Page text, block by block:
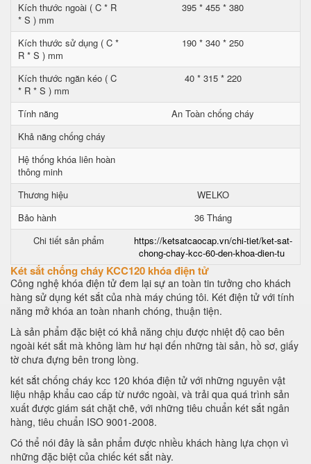
Kích thước ngoài ( C * R
* S ) mm
395 * 455 * 380
Kích thước sử dụng ( C *
R * S ) mm
190 * 340 * 250
Kích thước ngăn kéo ( C
* R * S ) mm
40 * 315 * 220
Tính năng
An Toàn chống cháy
Khả năng chống cháy
Hệ thống khóa liên hoàn
thông minh
Thương hiệu
WELKO
Bảo hành
36 Tháng
Chi tiết sản phẩm
https://ketsatcaocap.vn/chi-tiet/ket-sat-
chong-chay-kcc-60-den-khoa-dien-tu
Két sắt chống cháy KCC120 khóa điện tử
Công nghệ khóa điện tử đem lại sự an toàn tin tưởng cho khách
hàng sử dụng két sắt của nhà máy chúng tôi. Két điện tử với tính
năng mở khóa an toàn nhanh chóng, thuận tiện.
Là sản phẩm đặc biệt có khả năng chịu được nhiệt độ cao bên
ngoài két sắt mà không làm hư hại đến những tài sản, hồ sơ, giấy
tờ chưa đựng bên trong lòng.
két sắt chống cháy kcc 120 khóa điện tử với những nguyên vật
liệu nhập khẩu cao cấp từ nước ngoài, và trải qua quá trình sản
xuất được giám sát chặt chẽ, với những tiêu chuẩn két sắt ngân
hàng, tiêu chuẩn ISO 9001-2008.
Có thể nói đây là sản phẩm được nhiều khách hàng lựa chọn vì
những đặc biệt của chiếc két sắt này.